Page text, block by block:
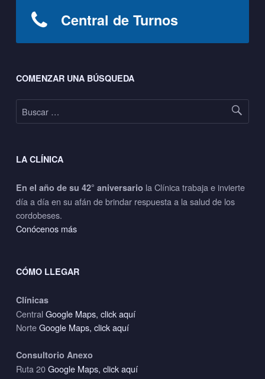
Central de Turnos
COMENZAR UNA BÚSQUEDA
Buscar:
LA CLÍNICA
En el año de su 42° aniversario la Clínica trabaja e invierte
día a día en su afán de brindar respuesta a la salud de los
cordobeses.
Conócenos más
CÓMO LLEGAR
Clínicas
CentralGoogle Maps, click aquí
NorteGoogle Maps, click aquí
Consultorio Anexo
Ruta 20Google Maps, click aquí